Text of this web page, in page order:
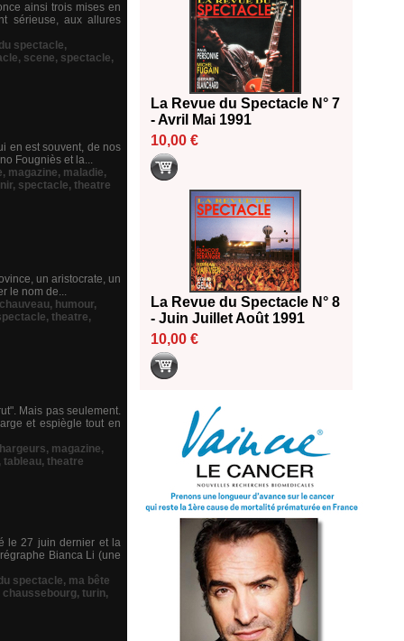
ainsi trois mises en
sérieuse, aux allures
spectacle,
, scene, spectacle,
en est souvent, de nos
Fougniès et la...
, magazine, maladie,
, spectacle, theatre
un aristocrate, un
le nom de...
, humour,
, theatre,
Mais pas seulement.
et espiègle tout en
, magazine,
, tableau, theatre
le 27 juin dernier et la
Bianca Li (une
spectacle, ma bête
chaussebourg, turin,
La Revue du Spectacle N° 7
- Avril Mai 1991
10,00 €
La Revue du Spectacle N° 8
- Juin Juillet Août 1991
10,00 €